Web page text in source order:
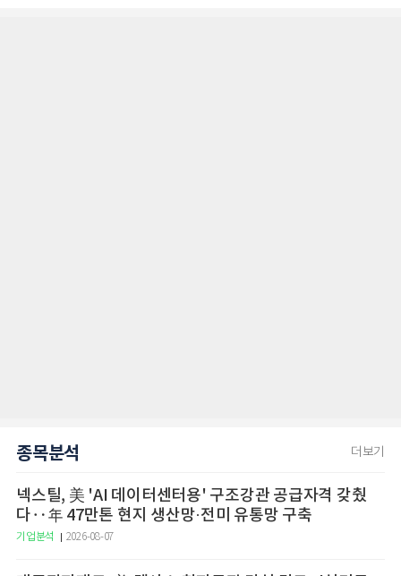
종목분석 더보기
넥스틸, 美 'AI 데이터센터용' 구조강관 공급자격 갖췄
다‥年 47만톤 현지 생산망·전미 유통망 구축
기업분석 2026-08-07